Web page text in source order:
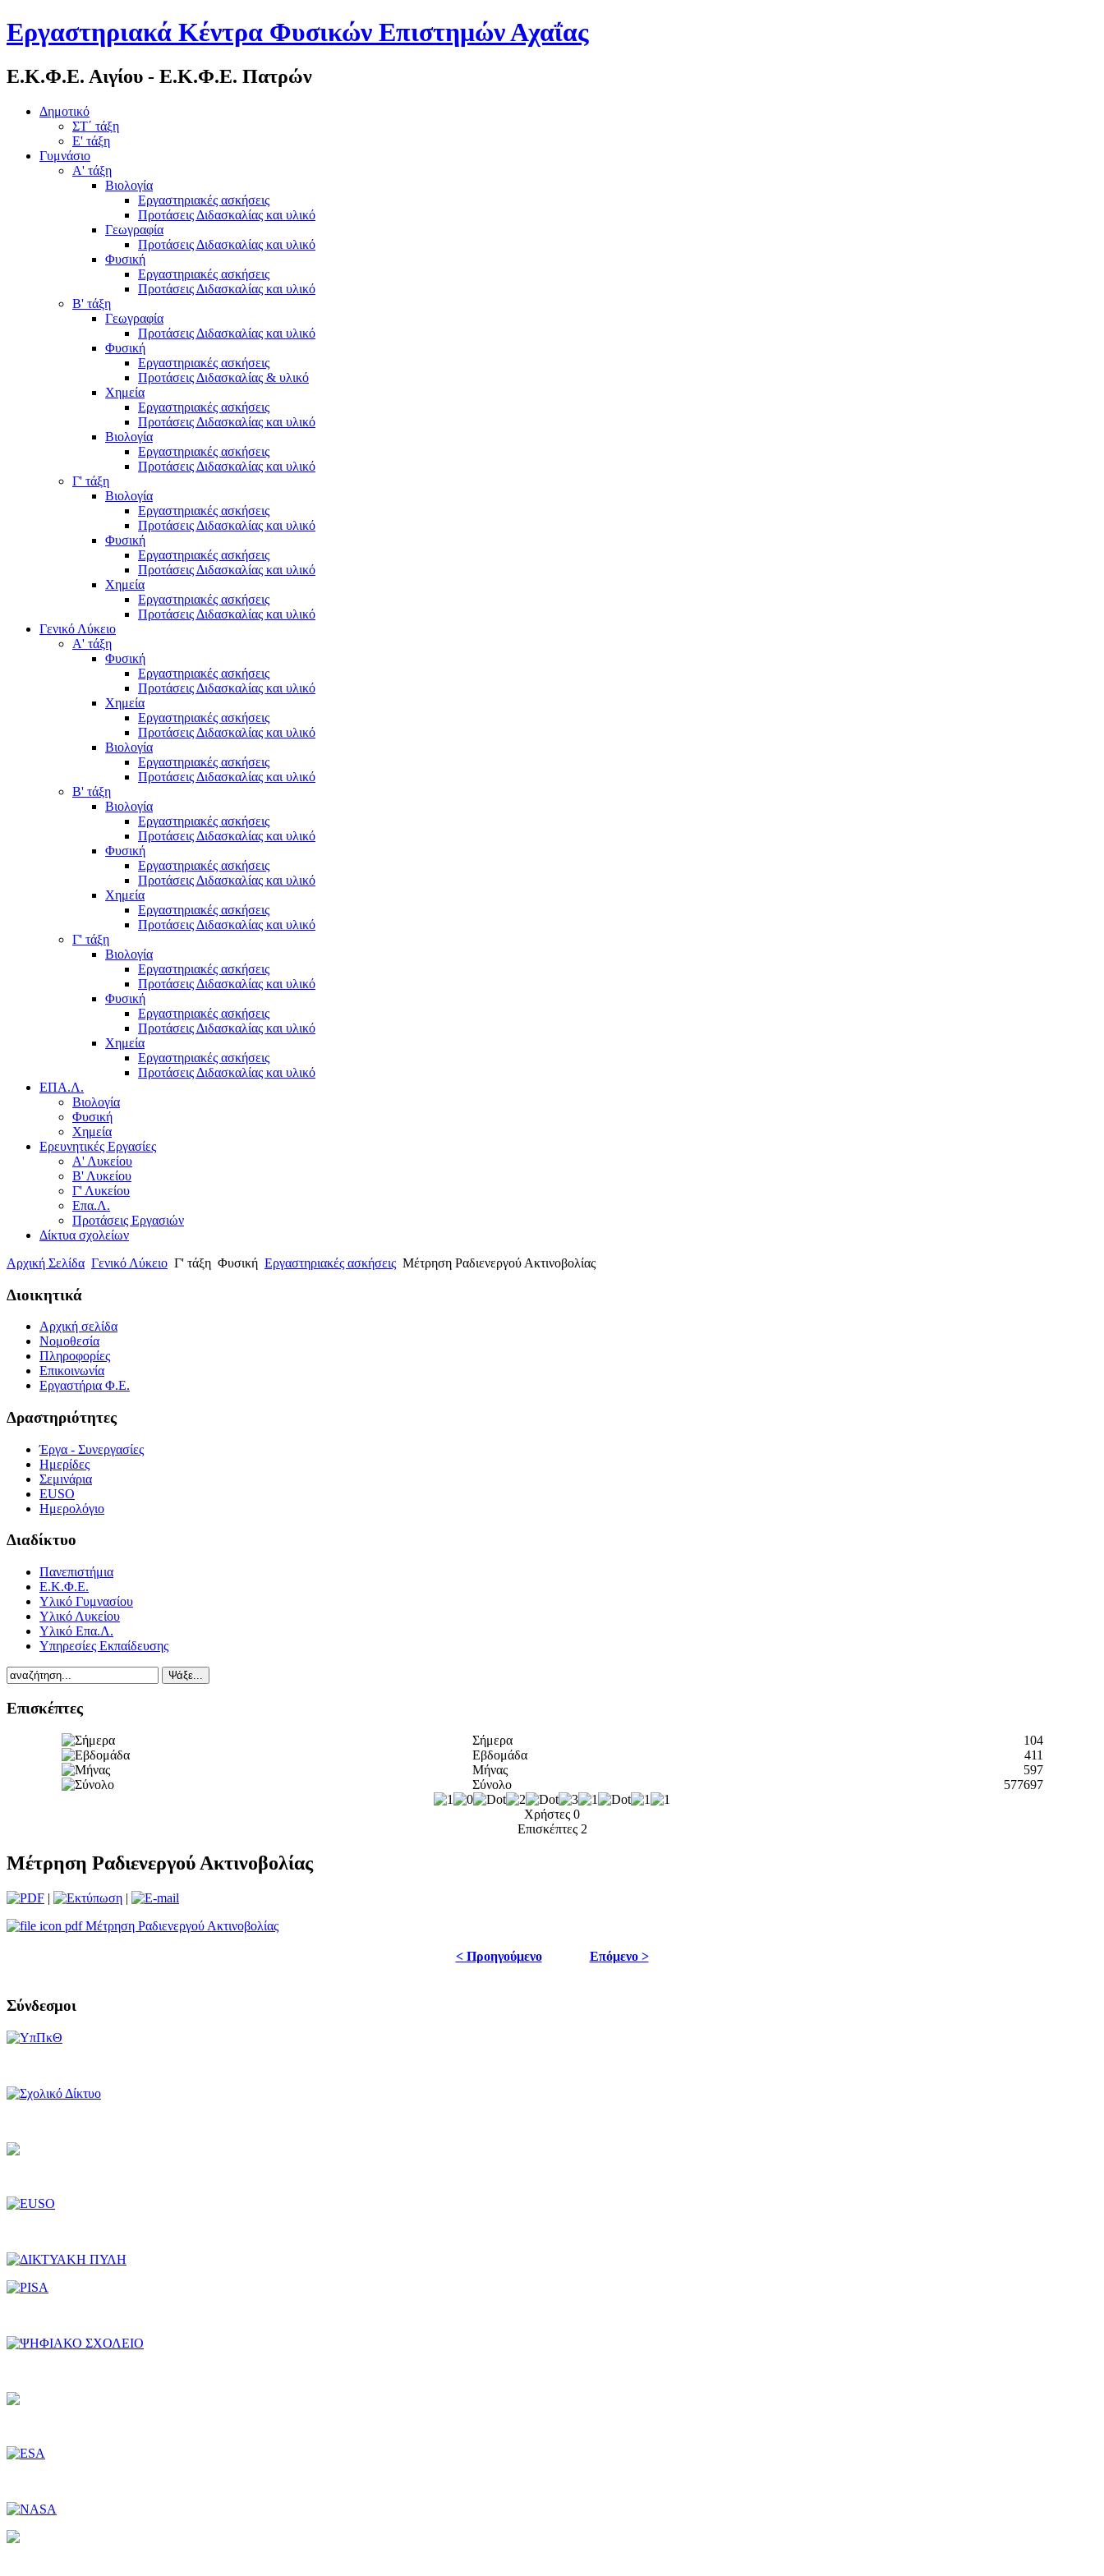
Εργαστηριακά Κέντρα Φυσικών Επιστημών Αχαΐας
Ε.Κ.Φ.Ε. Αιγίου - Ε.Κ.Φ.Ε. Πατρών
Δημοτικό
ΣΤ΄ τάξη
Ε' τάξη
Γυμνάσιο
Α' τάξη
Βιολογία
Εργαστηριακές ασκήσεις
Προτάσεις Διδασκαλίας και υλικό
Γεωγραφία
Προτάσεις Διδασκαλίας και υλικό
Φυσική
Εργαστηριακές ασκήσεις
Προτάσεις Διδασκαλίας και υλικό
Β' τάξη
Γεωγραφία
Προτάσεις Διδασκαλίας και υλικό
Φυσική
Εργαστηριακές ασκήσεις
Προτάσεις Διδασκαλίας & υλικό
Χημεία
Εργαστηριακές ασκήσεις
Προτάσεις Διδασκαλίας και υλικό
Βιολογία
Εργαστηριακές ασκήσεις
Προτάσεις Διδασκαλίας και υλικό
Γ' τάξη
Βιολογία
Εργαστηριακές ασκήσεις
Προτάσεις Διδασκαλίας και υλικό
Φυσική
Εργαστηριακές ασκήσεις
Προτάσεις Διδασκαλίας και υλικό
Χημεία
Εργαστηριακές ασκήσεις
Προτάσεις Διδασκαλίας και υλικό
Γενικό Λύκειο
Α' τάξη
Φυσική
Εργαστηριακές ασκήσεις
Προτάσεις Διδασκαλίας και υλικό
Χημεία
Εργαστηριακές ασκήσεις
Προτάσεις Διδασκαλίας και υλικό
Βιολογία
Εργαστηριακές ασκήσεις
Προτάσεις Διδασκαλίας και υλικό
Β' τάξη
Βιολογία
Εργαστηριακές ασκήσεις
Προτάσεις Διδασκαλίας και υλικό
Φυσική
Εργαστηριακές ασκήσεις
Προτάσεις Διδασκαλίας και υλικό
Χημεία
Εργαστηριακές ασκήσεις
Προτάσεις Διδασκαλίας και υλικό
Γ' τάξη
Βιολογία
Εργαστηριακές ασκήσεις
Προτάσεις Διδασκαλίας και υλικό
Φυσική
Εργαστηριακές ασκήσεις
Προτάσεις Διδασκαλίας και υλικό
Χημεία
Εργαστηριακές ασκήσεις
Προτάσεις Διδασκαλίας και υλικό
ΕΠΑ.Λ.
Βιολογία
Φυσική
Χημεία
Ερευνητικές Εργασίες
Α' Λυκείου
Β' Λυκείου
Γ' Λυκείου
Επα.Λ.
Προτάσεις Εργασιών
Δίκτυα σχολείων
Αρχική Σελίδα Γενικό Λύκειο Γ' τάξη Φυσική Εργαστηριακές ασκήσεις Μέτρηση Ραδιενεργού Ακτινοβολίας
Διοικητικά
Αρχική σελίδα
Νομοθεσία
Πληροφορίες
Επικοινωνία
Εργαστήρια Φ.Ε.
Δραστηριότητες
Έργα - Συνεργασίες
Ημερίδες
Σεμινάρια
EUSO
Ημερολόγιο
Διαδίκτυο
Πανεπιστήμια
Ε.Κ.Φ.Ε.
Υλικό Γυμνασίου
Υλικό Λυκείου
Υλικό Επα.Λ.
Υπηρεσίες Εκπαίδευσης
Επισκέπτες
Σήμερα
104
Εβδομάδα
411
Μήνας
597
Σύνολο
577697
Χρήστες 0
Επισκέπτες 2
Μέτρηση Ραδιενεργού Ακτινοβολίας
|
|
Μέτρηση Ραδιενεργού Ακτινοβολίας
< Προηγούμενο Επόμενο >
Σύνδεσμοι